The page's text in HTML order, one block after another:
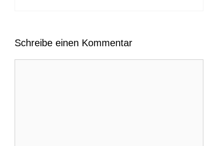
Schreibe einen Kommentar